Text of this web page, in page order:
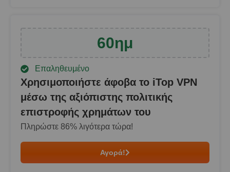
60ημ
Επαληθευμένο
Χρησιμοποιήστε άφοβα το iTop VPN
μέσω της αξιόπιστης πολιτικής
επιστροφής χρημάτων του
Πληρώστε 86% λιγότερα τώρα!
Αγορά!